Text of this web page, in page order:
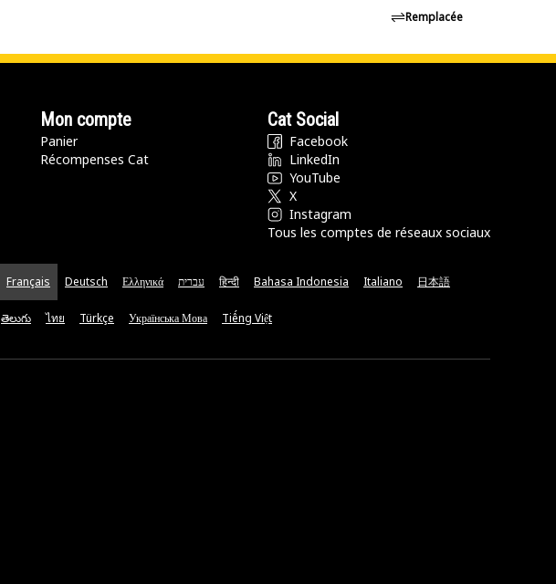
Remplacée
Mon compte
Panier
Récompenses Cat
Cat Social
Facebook
LinkedIn
YouTube
X
Instagram
Tous les comptes de réseaux sociaux
Français Deutsch Ελληνικά עברית हिन्दी Bahasa Indonesia Italiano 日本語
తెలుగు ไทย Türkçe Українська Мова Tiếng Việt